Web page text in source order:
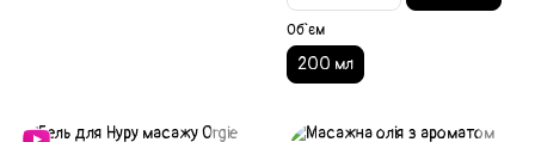
Об`єм
200 мл
Акція